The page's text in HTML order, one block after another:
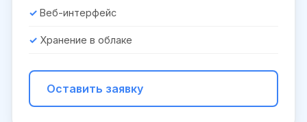
Веб-интерфейс
Хранение в облаке
Оставить заявку